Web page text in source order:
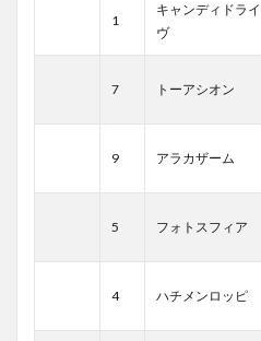
1
キャンディドライ
ヴ
7 トーアシオン
9 アラカザーム
5 フォトスフィア
4 ハチメンロッピ